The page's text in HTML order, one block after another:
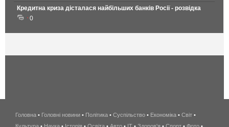
Кредитна криза дісталася найбільших банків Росії - розвідка
0
беспроводной
Головна • Головні новини • Політика • Суспільство • Економіка • Світ •